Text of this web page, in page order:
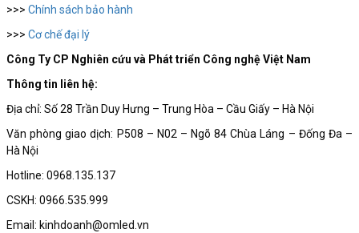
>>> Chính sách bảo hành
>>> Cơ chế đại lý
Công Ty CP Nghiên cứu và Phát triển Công nghệ Việt Nam
Thông tin liên hệ:
Địa chỉ: Số 28 Trần Duy Hưng – Trung Hòa – Cầu Giấy – Hà Nội
Văn phòng giao dịch: P508 – N02 – Ngõ 84 Chùa Láng – Đống Đa –
Hà Nội
Hotline: 0968.135.137
CSKH: 0966.535.999
Email: kinhdoanh@omled.vn